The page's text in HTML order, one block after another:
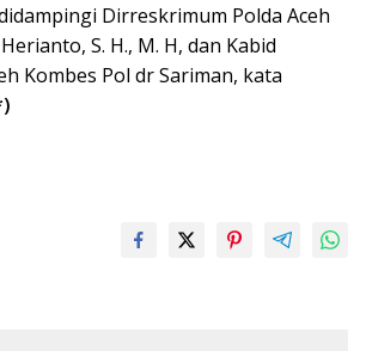
Dirreskrimum Polda Aceh
S. H., M. H, dan Kabid
Kombes Pol dr Sariman, kata